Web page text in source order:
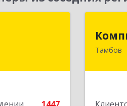
Липецк г,
Тамбов